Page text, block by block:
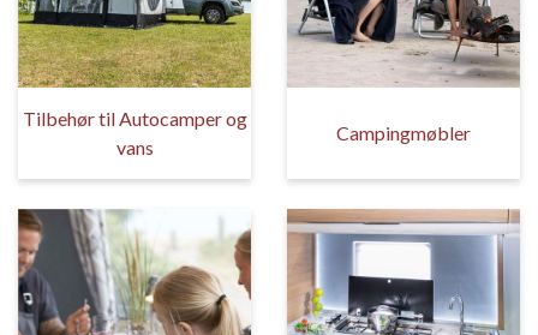
Tilbehør til Autocamper og
vans
Campingmøbler